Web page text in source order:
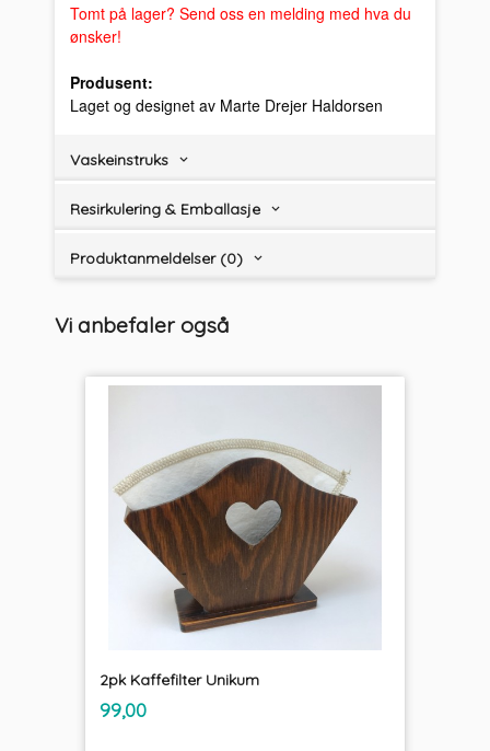
Tomt på lager? Send oss en melding med hva du
ønsker!
Produsent:
Laget og designet av Marte Drejer Haldorsen
Vaskeinstruks
Resirkulering & Emballasje
Produktanmeldelser (0)
Vi anbefaler også
2pk Kaffefilter Unikum
Pris
99,00mva.